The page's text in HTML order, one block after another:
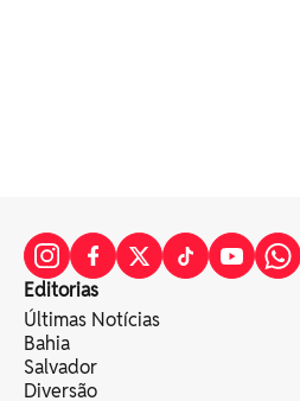
Editorias
Últimas Notícias
Bahia
Salvador
Diversão